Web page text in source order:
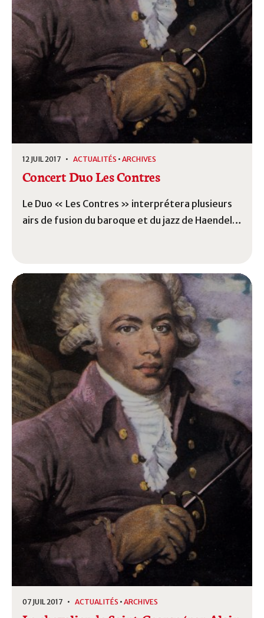
12 JUIL 2017 • ACTUALITÉS • ARCHIVES
Concert Duo Les Contres
Le Duo « Les Contres » interprétera plusieurs
airs de fusion du baroque et du jazz de Haendel à
07 JUIL 2017 • ACTUALITÉS • ARCHIVES